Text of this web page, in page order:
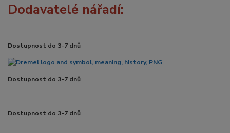
Dodavatelé nářadí:
Dostupnost do 3-7 dnů
Dostupnost do 3-7 dnů
Dostupnost do 3-7 dnů